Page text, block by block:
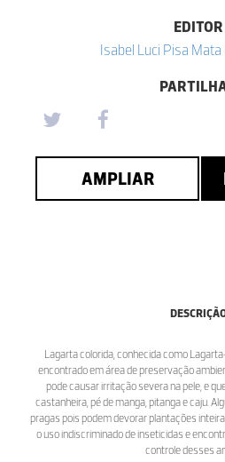
EDITOR
Isabel Luci Pisa Mata
AMPLIAR
Lagarta colorida, conhecida como
encontrado em área de preservação
pode causar irritação severa na pele, e
castanheira, pé de manga, pitanga e caju.
pragas pois podem devorar plantações
o uso indiscriminado de inseticidas e
controle desses